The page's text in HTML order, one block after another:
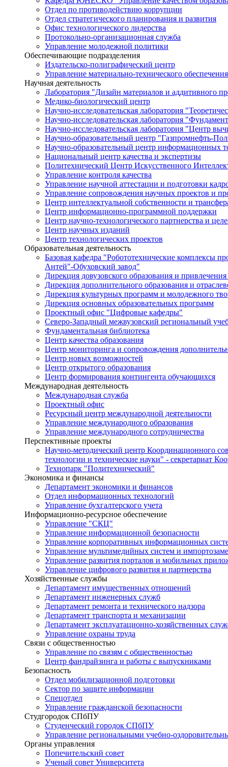
Отдел по противодействию коррупции
Отдел стратегического планирования и развития
Офис технологического лидерства
Протокольно-организационная служба
Управление молодежной политики
Обеспечивающие подразделения
Издательско-полиграфический центр
Управление материально-технического обеспечения
Научная деятельность
Лаборатория "Дизайн материалов и аддитивного
Медико-биологический центр
Научно-исследовательская лаборатория
Научно-исследовательская лаборатория
Научно-исследовательская лаборатория "Центр
Научно-образовательный центр "Газпромнефть-
Научно-образовательный центр информационных
Национальный центр качества и экспертизы
Политехнический Центр Искусственного
Управление контроля качества
Управление научной аттестации и подготовки
Управление сопровождения научных проектов и
Центр интеллектуальной собственности и
Центр информационно-программной поддержки
Центр научно-технологического партнерства и
Центр научных изданий
Центр технологических проектов
Образовательная деятельность
Базовая кафедра "Робототехнические комплексы
Антей"-Обуховский завод"
Дирекция довузовского образования и привлечения
Дирекция дополнительного образования и
Дирекция культурных программ и молодежного
Дирекция основных образовательных программ
Проектный офис "Цифровые кафедры"
Северо-Западный межвузовский региональный
Фундаментальная библиотека
Центр качества образования
Центр мониторинга и сопровождения
Центр новых возможностей
Центр открытого образования
Центр формирования контингента обучающихся
Международная деятельность
Международная служба
Проектный офис
Ресурсный центр международной деятельности
Управление международного образования
Управление международного сотрудничества
Перспективные проекты
Научно-методический центр Координационного
технологии и технические науки" - секретариат
Технопарк "Политехнический"
Экономика и финансы
Департамент экономики и финансов
Отдел информационных технологий
Управление бухгалтерского учета
Информационно-ресурсное обеспечение
Управление "СКЦ"
Управление информационной безопасности
Управление корпоративных информационных
Управление мультимедийных систем и
Управление развития порталов и мобильных
Управление цифрового развития и партнерства
Хозяйственные службы
Департамент имущественных отношений
Департамент инженерных служб
Департамент ремонта и технического надзора
Департамент транспорта и механизации
Департамент эксплуатационно-хозяйственных
Управление охраны труда
Связи с общественностью
Управление по связям с общественностью
Центр фандрайзинга и работы с выпускниками
Безопасность
Отдел мобилизационной подготовки
Сектор по защите информации
Спецотдел
Управление гражданской безопасности
Студгородок СПбПУ
Студенческий городок СПбПУ
Управление региональными учебно-
Органы управления
Попечительский совет
Ученый совет Университета